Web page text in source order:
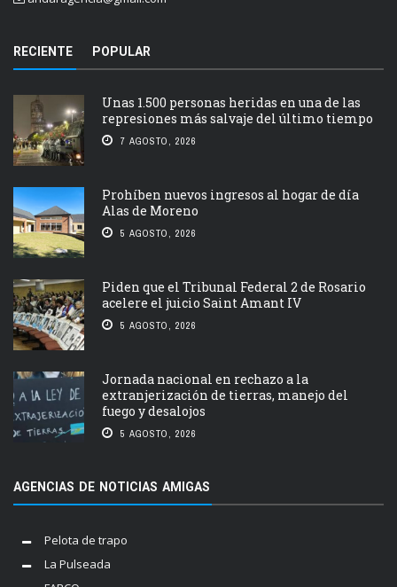
RECIENTE POPULAR
Unas 1.500 personas heridas en una de las
represiones más salvaje del último tiempo
7 AGOSTO, 2026
Prohíben nuevos ingresos al hogar de día
Alas de Moreno
5 AGOSTO, 2026
Piden que el Tribunal Federal 2 de Rosario
acelere el juicio Saint Amant IV
5 AGOSTO, 2026
Jornada nacional en rechazo a la
extranjerización de tierras, manejo del
fuego y desalojos
5 AGOSTO, 2026
AGENCIAS DE NOTICIAS AMIGAS
Pelota de trapo
La Pulseada